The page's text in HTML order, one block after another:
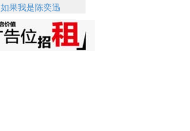
如果我是陈奕迅